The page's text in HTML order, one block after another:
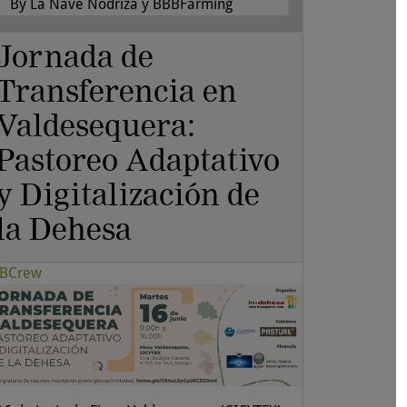
By La Nave Nodriza y BBBFarming
de
en
Adaptativo
Digitalización de
Dehesa